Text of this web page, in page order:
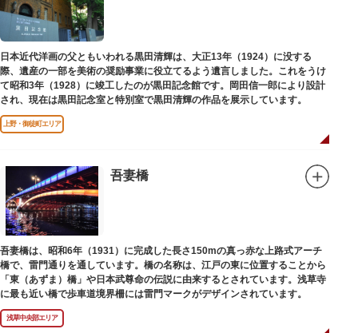
日本近代洋画の父ともいわれる黒田清輝は、大正13年（1924）に没する
際、遺産の一部を美術の奨励事業に役立てるよう遺言しました。これをうけ
て昭和3年（1928）に竣工したのが黒田記念館です。岡田信一郎により設計
され、現在は黒田記念室と特別室で黒田清輝の作品を展示しています。
上野・御徒町エリア
吾妻橋
吾妻橋は、昭和6年（1931）に完成した長さ150mの真っ赤な上路式アーチ
橋で、雷門通りを通しています。橋の名称は、江戸の東に位置することから
「東（あずま）橋」や日本武尊命の伝説に由来するとされています。浅草寺
に最も近い橋で歩車道境界柵には雷門マークがデザインされています。
浅草中央部エリア